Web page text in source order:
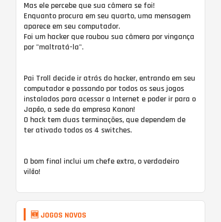
Mas ele percebe que sua câmera se foi!
Enquanto procura em seu quarto, uma mensagem
aparece em seu computador.
Foi um hacker que roubou sua câmera por vingança
por "maltratá-la".
Pai Troll decide ir atrás do hacker, entrando em seu
computador e passando por todos os seus jogos
instalados para acessar a Internet e poder ir para o
Japão, a sede da empresa Kanon!
O hack tem duas terminações, que dependem de
ter ativado todos os 4 switches.
O bom final inclui um chefe extra, o verdadeiro
vilão!
🆕 JOGOS NOVOS